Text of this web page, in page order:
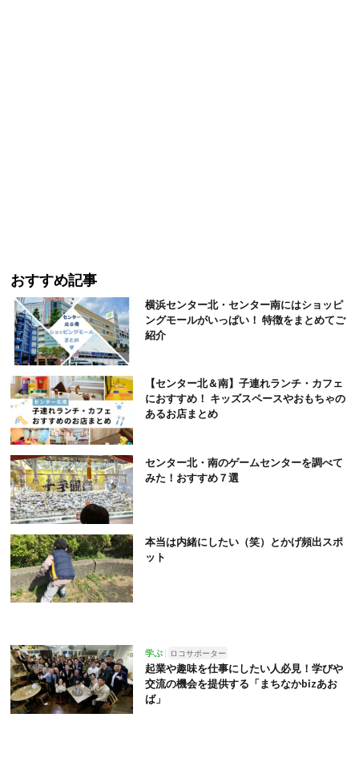
おすすめ記事
横浜センター北・センター南にはショッピ
ングモールがいっぱい！ 特徴をまとめてご
紹介
【センター北＆南】子連れランチ・カフェ
におすすめ！ キッズスペースやおもちゃの
あるお店まとめ
センター北・南のゲームセンターを調べて
みた！おすすめ７選
本当は内緒にしたい（笑）とかげ頻出スポ
ット
学ぶ ロコサポーター
起業や趣味を仕事にしたい人必見！学びや
交流の機会を提供する「まちなかbizあお
ば」